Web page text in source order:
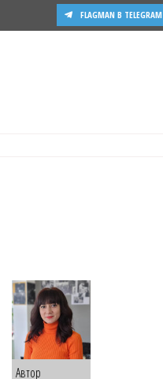
FLAGMAN В TELEGRAM
Автор